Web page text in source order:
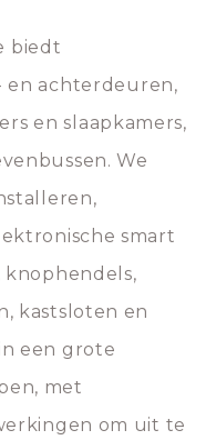
biedt
en achterdeuren,
en slaapkamers,
We
smart
knophendels,
kastsloten en
een grote
met
om uit te